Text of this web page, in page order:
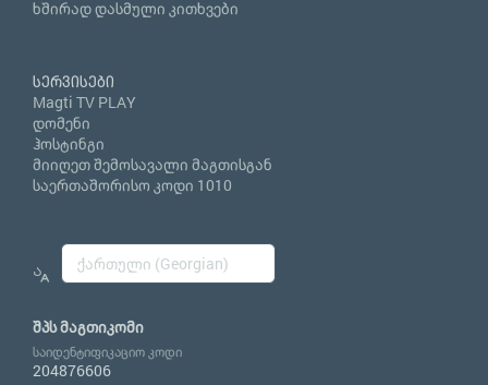
ხშირად დასმული კითხვები
სერვისები
Magti TV PLAY
დომენი
ჰოსტინგი
მიიღეთ შემოსავალი მაგთისგან
საერთაშორისო კოდი 1010
შპს მაგთიკომი
საიდენტიფიკაციო კოდი
204876606